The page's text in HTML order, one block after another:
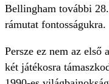
Bellingham további
rámutat fontosságukra.
Persze ez nem az
két játékosra